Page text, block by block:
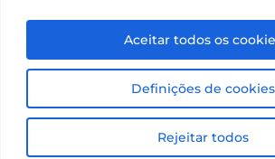
Definições de cookies
Rejeitar todos
Aceitar todos osSAC: 0800
Imágenes meramente ilustrativas.
cambios sin previo aviso. Todos
reservados a José Murilia Bozza
Ltda.